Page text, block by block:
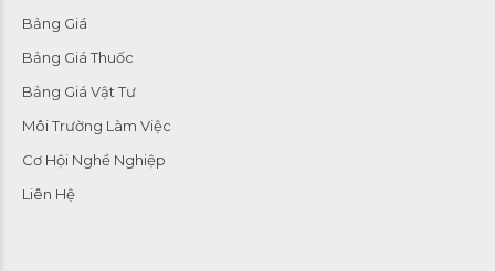
Bảng Giá
Bảng Giá Thuốc
Bảng Giá Vật Tư
Môi Trường Làm Việc
Cơ Hội Nghề Nghiệp
Liên Hệ